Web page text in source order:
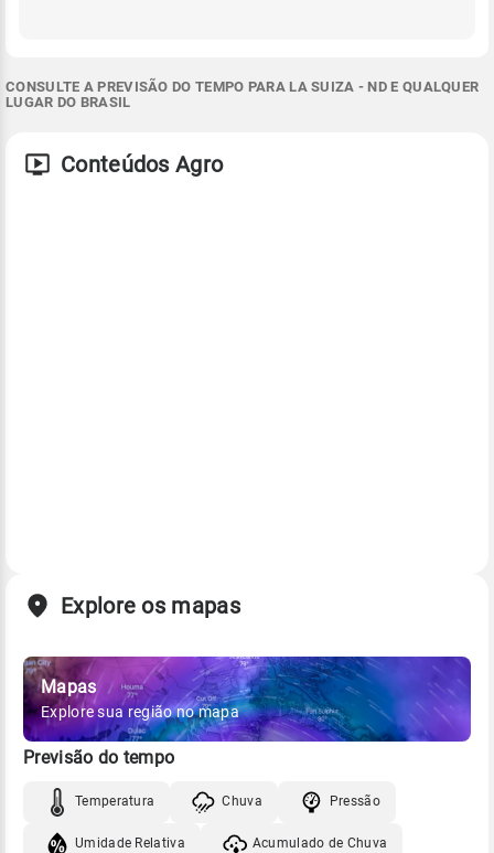
CONSULTE A PREVISÃO DO TEMPO PARA LA SUIZA - ND E QUALQUER
LUGAR DO BRASIL
Conteúdos Agro
Explore os mapas
Mapas
Explore sua região no mapa
Previsão do tempo
Temperatura Chuva Pressão
Umidade Relativa Acumulado de Chuva